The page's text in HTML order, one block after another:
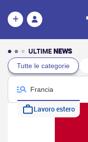
ULTIMENEWS
Tutte le categorie
Lavoro estero